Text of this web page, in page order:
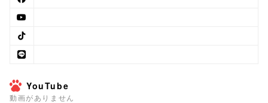
YouTube
動画がありません